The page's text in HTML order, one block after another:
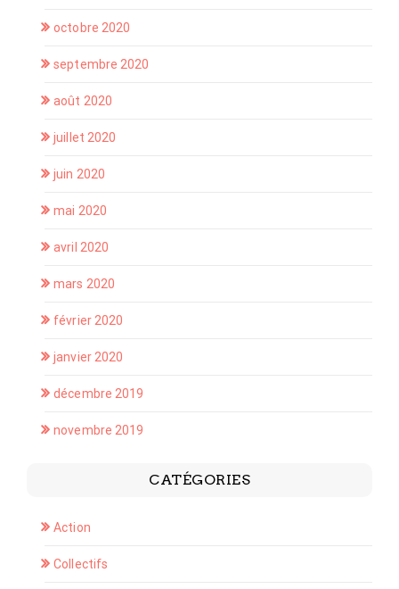
octobre 2020
septembre 2020
août 2020
juillet 2020
juin 2020
mai 2020
avril 2020
mars 2020
février 2020
janvier 2020
décembre 2019
novembre 2019
CATÉGORIES
Action
Collectifs